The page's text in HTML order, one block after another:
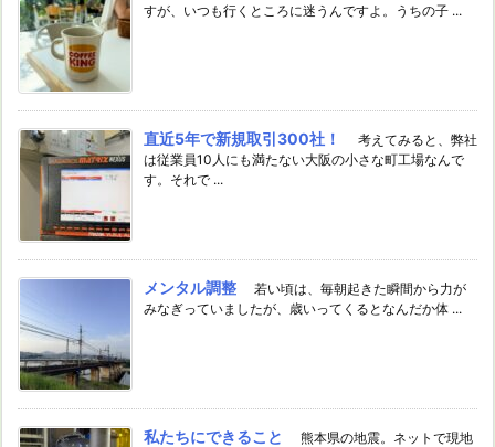
すが、いつも行くところに迷うんですよ。うちの子 ...
直近5年で新規取引300社！
考えてみると、弊社
は従業員10人にも満たない大阪の小さな町工場なんで
す。それで ...
メンタル調整
若い頃は、毎朝起きた瞬間から力が
みなぎっていましたが、歳いってくるとなんだか体 ...
私たちにできること
熊本県の地震。ネットで現地